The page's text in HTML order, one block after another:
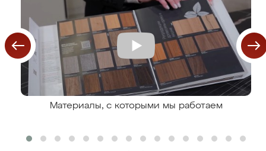
Материалы, с которыми мы работаем